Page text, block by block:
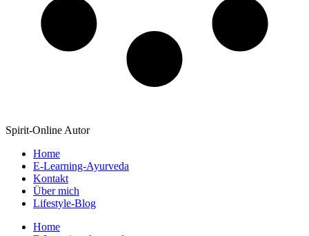
Spirit-Online Autor
Home
E-Learning-Ayurveda
Kontakt
Über mich
Lifestyle-Blog
Home